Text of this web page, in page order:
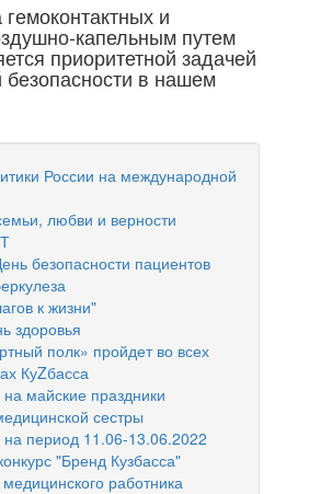
и
капельным путем
приоритетной задачей
в нашем
России на международной
любви и верности
безопасности пациентов
к жизни"
здоровья
полк» пройдет во всех
КуZбасса
майские праздники
сестры
период 11.06-13.06.2022
"Бренд Кузбасса"
работника